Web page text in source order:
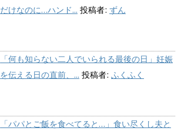
だけなのに…ハンド... 投稿者: ずん
「何も知らない二人でいられる最後の日」妊娠
を伝える日の直前、... 投稿者: ふくふく
「パパとご飯を食べてると…」食い尽くし夫と